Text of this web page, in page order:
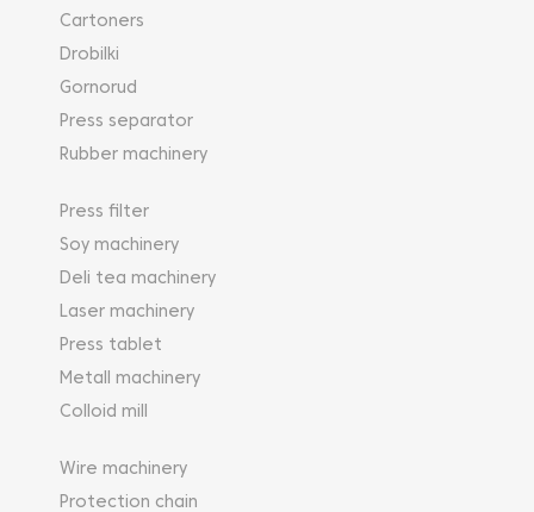
Cartoners
Drobilki
Gornorud
Press separator
Rubber machinery
Press filter
Soy machinery
Deli tea machinery
Laser machinery
Press tablet
Metall machinery
Colloid mill
Wire machinery
Protection chain